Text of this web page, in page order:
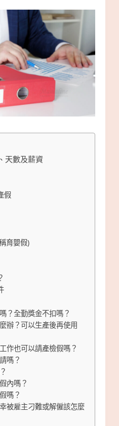
天數及薪資
假
育嬰假)
？全勤獎金不扣嗎？
辦？可以生產後再使用
作也可以請產檢假嗎？
嗎？
內嗎？
嗎？
被雇主刁難或解僱該怎麼